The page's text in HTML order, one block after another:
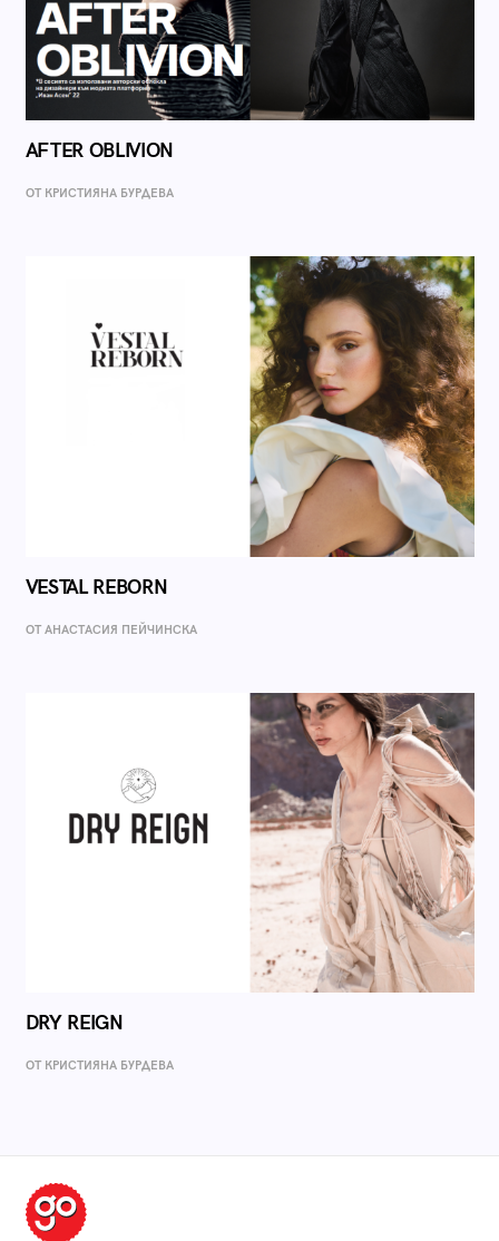
AFTER OBLIVION
ОТ КРИСТИЯНА БУРДЕВА
VESTAL REBORN
ОТ AНАСТАСИЯ ПЕЙЧИНСКА
DRY REIGN
ОТ КРИСТИЯНА БУРДЕВА